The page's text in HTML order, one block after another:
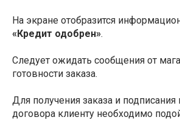
На экране отобразится
«Кредит одобрен».
Следует ожидать сообщения от
готовности заказа.
Для получения заказа и подписания
договора клиенту необходимо